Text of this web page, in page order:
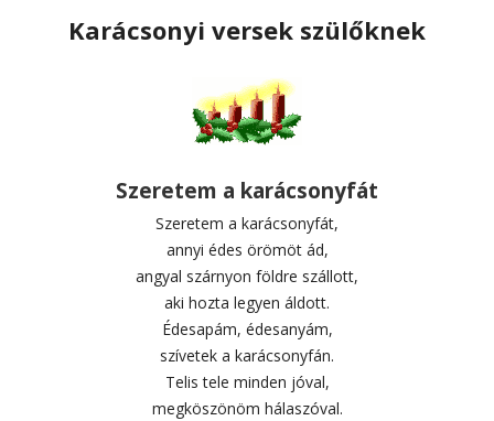
Karácsonyi versek szülőknek
Szeretem a karácsonyfát
Szeretem a karácsonyfát,
annyi édes örömöt ád,
angyal szárnyon földre szállott,
aki hozta legyen áldott.
Édesapám, édesanyám,
szívetek a karácsonyfán.
Telis tele minden jóval,
megköszönöm hálaszóval.